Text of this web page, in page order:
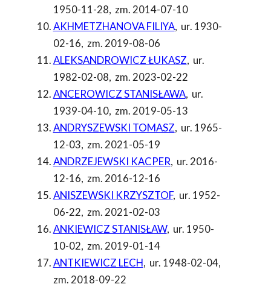
1950-11-28, zm. 2014-07-10
AKHMETZHANOVA FILIYA, ur. 1930-
02-16, zm. 2019-08-06
ALEKSANDROWICZ ŁUKASZ, ur.
1982-02-08, zm. 2023-02-22
ANCEROWICZ STANISŁAWA, ur.
1939-04-10, zm. 2019-05-13
ANDRYSZEWSKI TOMASZ, ur. 1965-
12-03, zm. 2021-05-19
ANDRZEJEWSKI KACPER, ur. 2016-
12-16, zm. 2016-12-16
ANISZEWSKI KRZYSZTOF, ur. 1952-
06-22, zm. 2021-02-03
ANKIEWICZ STANISŁAW, ur. 1950-
10-02, zm. 2019-01-14
ANTKIEWICZ LECH, ur. 1948-02-04,
zm. 2018-09-22